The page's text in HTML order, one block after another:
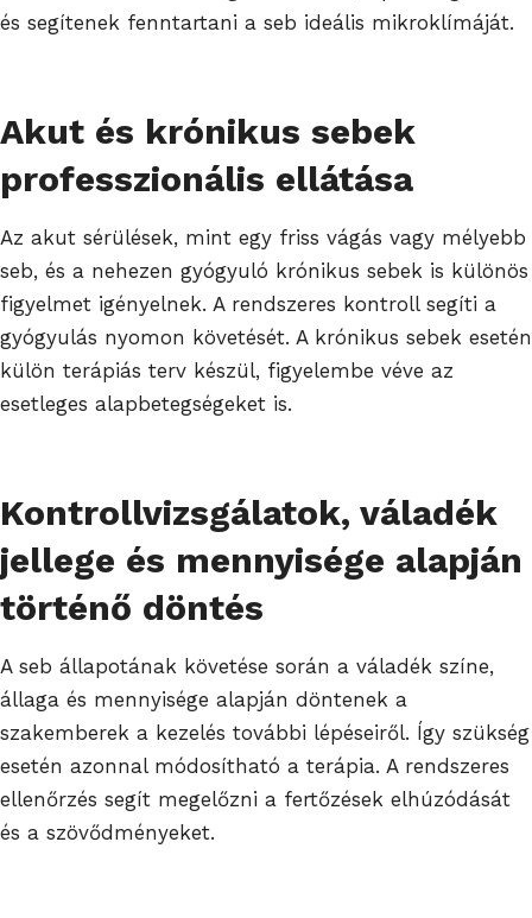
és segítenek fenntartani a seb ideális mikroklímáját.
Akut és krónikus sebek
professzionális ellátása
Az akut sérülések, mint egy friss vágás vagy mélyebb
seb, és a nehezen gyógyuló krónikus sebek is különös
figyelmet igényelnek. A rendszeres kontroll segíti a
gyógyulás nyomon követését. A krónikus sebek esetén
külön terápiás terv készül, figyelembe véve az
esetleges alapbetegségeket is.
Kontrollvizsgálatok, váladék
jellege és mennyisége alapján
történő döntés
A seb állapotának követése során a váladék színe,
állaga és mennyisége alapján döntenek a
szakemberek a kezelés további lépéseiről. Így szükség
esetén azonnal módosítható a terápia. A rendszeres
ellenőrzés segít megelőzni a fertőzések elhúzódását
és a szövődményeket.